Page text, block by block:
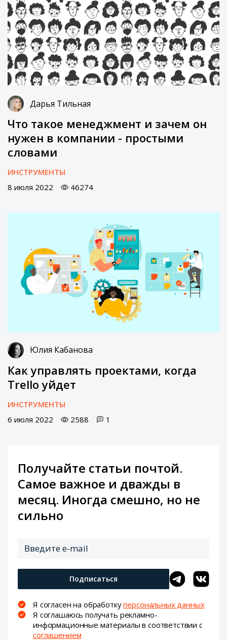
Дарья Тильная
Что такое менеджмент и зачем он
нужен в компании - простыми
словами
ИНСТРУМЕНТЫ
8 июля 2022
46274
Юлия Кабанова
Как управлять проектами, когда
Trello уйдет
ИНСТРУМЕНТЫ
6 июля 2022
2588 1
Получайте статьи почтой.
Самое важное и дважды в
месяц. Иногда смешно, но не
сильно
Подписаться
Я согласен на обработкуперсональных данных
Я соглашаюсь получать рекламно-
информационные материалы в соответствии с
соглашением